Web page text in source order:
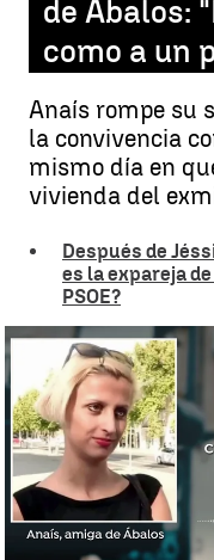
de Ábalos:
como a un
Anaís rompe su
la convivencia
mismo día en
vivienda del
Después de
es la expareja
PSOE?
Letizia Hilton, exactriz
Irene
Publicado: